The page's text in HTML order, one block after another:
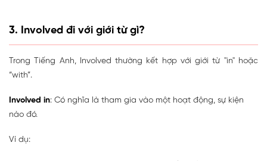
3. Involved đi với giới từ gì?
Trong Tiếng Anh, Involved thường kết hợp với giới từ "in" hoặc
“with”.
Involved in: Có nghĩa là tham gia vào một hoạt động, sự kiện
nào đó.
Ví dụ: